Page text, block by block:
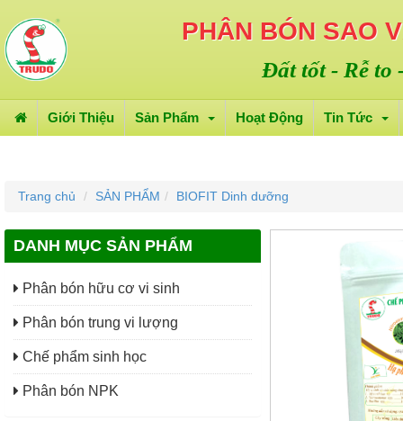
PHÂN BÓN SAO
Đất tốt - Rễ to
Giới Thiệu Sản Phẩm Hoạt Động Tin Tức
Trang chủ SẢN PHẨM BIOFIT Dinh dưỡng
DANH MỤC SẢN PHẨM
Phân bón hữu cơ vi sinh
Phân bón trung vi lượng
Chế phẩm sinh học
Phân bón NPK